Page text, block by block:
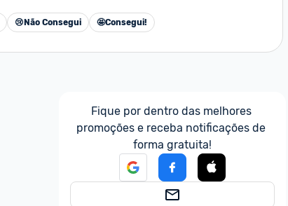
😢 Não Consegui 🤩Consegui!
Fique por dentro das melhores
promoções e receba notificações de
forma gratuita!